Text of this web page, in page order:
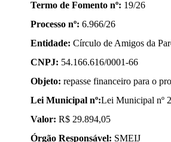
Termo de Fomento nº: 19/26
Processo nº: 6.966/26
Entidade: Círculo de Amigos da
CNPJ: 54.166.616/0001-66
Objeto: repasse financeiro para o
Lei Municipal nº:Lei Municipal nº
Valor: R$ 29.894,05
Órgão Responsável: SMEIJ